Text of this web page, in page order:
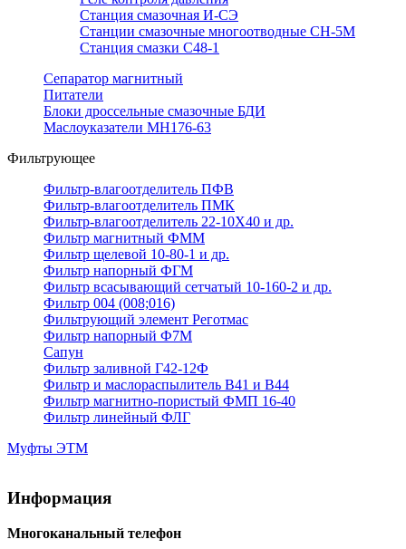
Станция смазочная И-СЭ
Станции смазочные многоотводные СН-5М
Станция смазки С48-1
Сепаратор магнитный
Питатели
Блоки дроссельные смазочные БДИ
Маслоуказатели МН176-63
Фильтрующее
Фильтр-влагоотделитель ПФВ
Фильтр-влагоотделитель ПМК
Фильтр-влагоотделитель 22-10Х40 и др.
Фильтр магнитный ФММ
Фильтр щелевой 10-80-1 и др.
Фильтр напорный ФГМ
Фильтр всасывающий сетчатый 10-160-2 и др.
Фильтр 004 (008;016)
Фильтрующий элемент Реготмас
Фильтр напорный Ф7М
Сапун
Фильтр заливной Г42-12Ф
Фильтр и маслораспылитель В41 и В44
Фильтр магнитно-пористый ФМП 16-40
Фильтр линейный ФЛГ
Муфты ЭТМ
Информация
Многоканальный телефон